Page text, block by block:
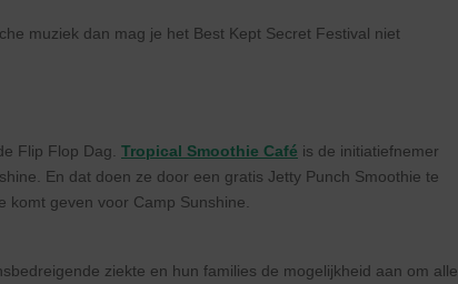
muziek dan mag je het Best Kept Secret Festival niet
Flip Flop Dag. Tropical Smoothie Café is de initiatiefnemer
En dat doen ze door een gratis Jetty Punch Smoothie te
geven voor Camp Sunshine.
ziekte en hun families de mogelijkheid aan om alle